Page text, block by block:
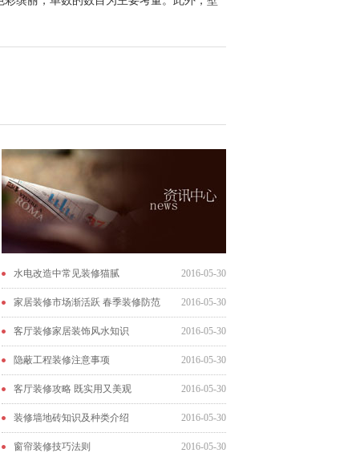
2016-05-30
水电改造中常见装修猫腻
2016-05-30
家居装修市场渐活跃 春季装修防范
事项 2016-05-30
客厅装修家居装饰风水知识
2016-05-30
隐蔽工程装修注意事项
2016-05-30
客厅装修攻略 既实用又美观
2016-05-30
装修墙地砖知识及种类介绍
2016-05-30
窗帘装修技巧法则